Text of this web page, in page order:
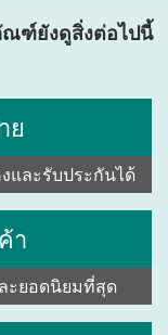
ณฑ์ยังดูสิ่งต่อไปนี้
ย
และรับประกันได้
า
ยอดนิยมที่สุด